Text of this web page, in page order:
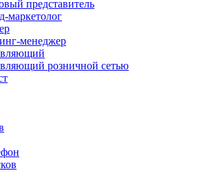
представитель
маркетолог
менеджер
розничной сетью